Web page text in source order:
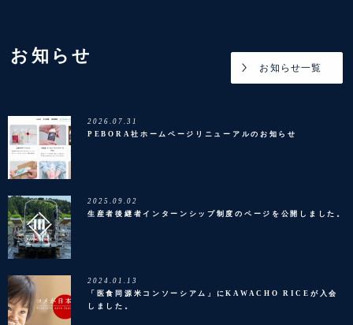
お知らせ
お知らせ一覧
2026.07.31
PEBORA社ホームページリニューアルのお知らせ
2025.09.02
生産者後継者インターンシップ制度のページを公開しました。
2024.01.13
「医食同源米コンソーシアム」にKAWACHO RICEが入会
しました。